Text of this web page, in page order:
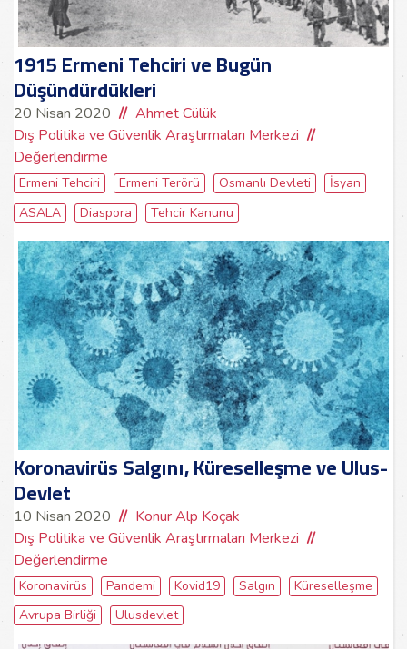
1915 Ermeni Tehciri ve Bugün
Düşündürdükleri
20 Nisan 2020
Ahmet Cülük
Dış Politika ve Güvenlik Araştırmaları Merkezi
Değerlendirme
Ermeni Tehciri Ermeni Terörü Osmanlı Devleti
İsyan
ASALA
Diaspora Tehcir Kanunu
Koronavirüs Salgını, Küreselleşme ve Ulus-
Devlet
10 Nisan 2020
Konur Alp Koçak
Dış Politika ve Güvenlik Araştırmaları Merkezi
Değerlendirme
Koronavirüs Pandemi Kovid19 Salgın
Küreselleşme
Avrupa Birliği
Ulusdevlet